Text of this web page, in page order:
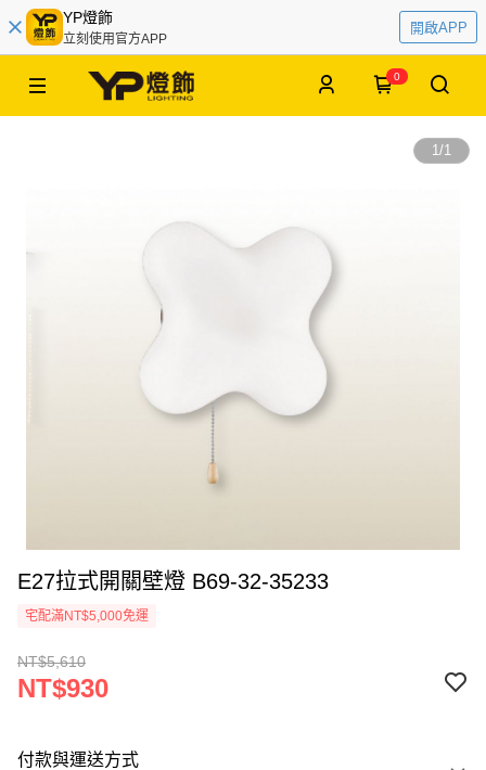
YP燈飾
立刻使用官方APP
開啟APP
0
1/1
E27拉式開關壁燈 B69-32-35233
宅配滿NT$5,000免運
NT$5,610
NT$930
付款與運送方式